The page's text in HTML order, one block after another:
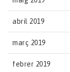
abril 2019
març 2019
febrer 2019